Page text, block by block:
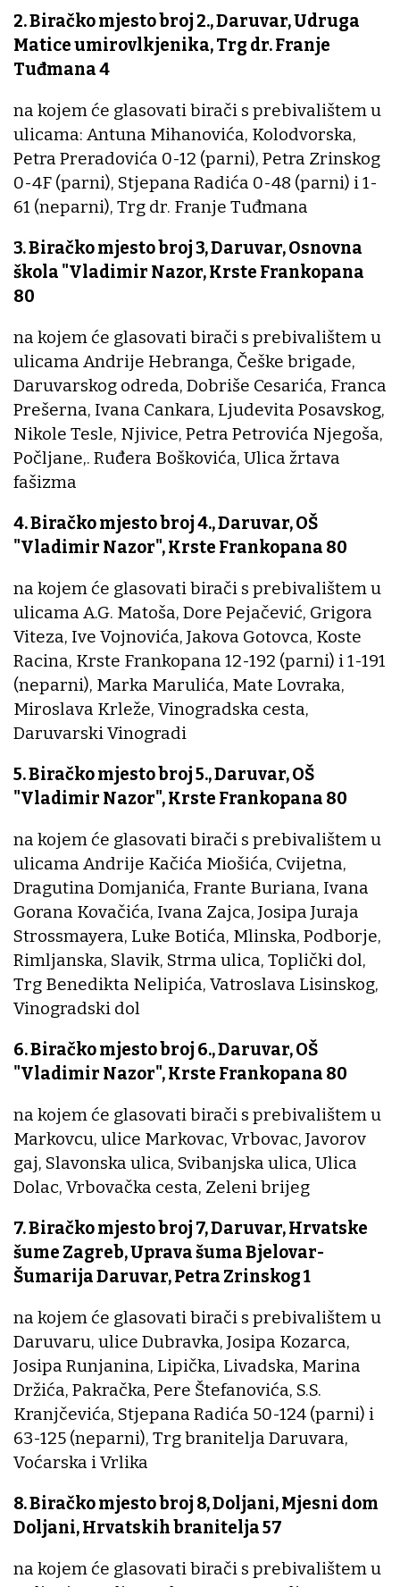
2. Biračko mjesto broj 2., Daruvar, Udruga
Matice umirovlkjenika, Trg dr. Franje
Tuđmana 4
na kojem će glasovati birači s prebivalištem u
ulicama: Antuna Mihanovića, Kolodvorska,
Petra Preradovića 0-12 (parni), Petra Zrinskog
0-4F (parni), Stjepana Radića 0-48 (parni) i 1-
61 (neparni), Trg dr. Franje Tuđmana
3. Biračko mjesto broj 3, Daruvar, Osnovna
škola "Vladimir Nazor, Krste Frankopana
80
na kojem će glasovati birači s prebivalištem u
ulicama Andrije Hebranga, Češke brigade,
Daruvarskog odreda, Dobriše Cesarića, Franca
Prešerna, Ivana Cankara, Ljudevita Posavskog,
Nikole Tesle, Njivice, Petra Petrovića Njegoša,
Počljane,. Ruđera Boškovića, Ulica žrtava
fašizma
4. Biračko mjesto broj 4., Daruvar, OŠ
"Vladimir Nazor", Krste Frankopana 80
na kojem će glasovati birači s prebivalištem u
ulicama A.G. Matoša, Dore Pejačević, Grigora
Viteza, Ive Vojnovića, Jakova Gotovca, Koste
Racina, Krste Frankopana 12-192 (parni) i 1-191
(neparni), Marka Marulića, Mate Lovraka,
Miroslava Krleže, Vinogradska cesta,
Daruvarski Vinogradi
5. Biračko mjesto broj 5., Daruvar, OŠ
"Vladimir Nazor", Krste Frankopana 80
na kojem će glasovati birači s prebivalištem u
ulicama Andrije Kačića Miošića, Cvijetna,
Dragutina Domjanića, Frante Buriana, Ivana
Gorana Kovačića, Ivana Zajca, Josipa Juraja
Strossmayera, Luke Botića, Mlinska, Podborje,
Rimljanska, Slavik, Strma ulica, Toplički dol,
Trg Benedikta Nelipića, Vatroslava Lisinskog,
Vinogradski dol
6. Biračko mjesto broj 6., Daruvar, OŠ
"Vladimir Nazor", Krste Frankopana 80
na kojem će glasovati birači s prebivalištem u
Markovcu, ulice Markovac, Vrbovac, Javorov
gaj, Slavonska ulica, Svibanjska ulica, Ulica
Dolac, Vrbovačka cesta, Zeleni brijeg
7. Biračko mjesto broj 7, Daruvar, Hrvatske
šume Zagreb, Uprava šuma Bjelovar-
Šumarija Daruvar, Petra Zrinskog 1
na kojem će glasovati birači s prebivalištem u
Daruvaru, ulice Dubravka, Josipa Kozarca,
Josipa Runjanina, Lipička, Livadska, Marina
Držića, Pakračka, Pere Štefanovića, S.S.
Kranjčevića, Stjepana Radića 50-124 (parni) i
63-125 (neparni), Trg branitelja Daruvara,
Voćarska i Vrlika
8. Biračko mjesto broj 8, Doljani, Mjesni dom
Doljani, Hrvatskih branitelja 57
na kojem će glasovati birači s prebivalištem u